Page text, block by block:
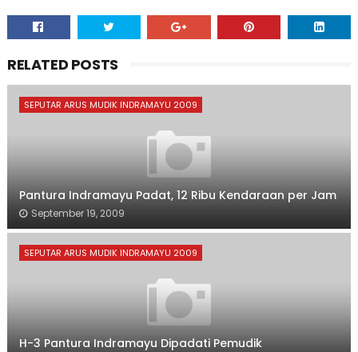
RELATED POSTS
SEPUTAR ARUS MUDIK INDRAMAYU 2009
Pantura Indramayu Padat, 12 Ribu Kendaraan per Jam
September 19, 2009
SEPUTAR ARUS MUDIK INDRAMAYU 2009
H-3 Pantura Indramayu Dipadati Pemudik